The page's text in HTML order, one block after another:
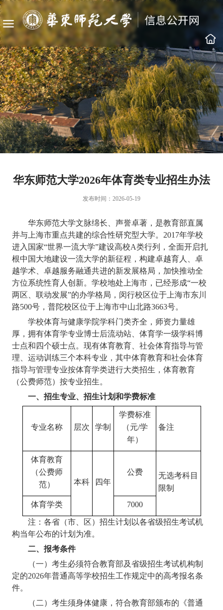
华东师范大学2026年体育类专业招生办法
发布时间：2026-05-19
华东师范大学文脉绵长、声誉卓著，是教育部直属
并与上海市重点共建的综合性研究型大学。 2017年学校
进入国家“世界一流大学”建设高校A类行列，全面开启扎
根中国大地建设一流大学的新征程，构建卓越育人、卓
越学术、卓越服务融通共进的新发展格局，加快推动全
方位系统性育人创新。学校地处上海市，已经形成“一校
两区、联动发展”的办学格局，闵行校区位于上海市东川
路500号，普陀校区位于上海市中山北路3663号。
学校体育与健康学院学科门类齐全，师资力量雄
厚，拥有体育学专业博士后流动站、体育学一级学科博
士点和四个硕士点。现有体育教育、社会体育指导与管
理、运动训练三个本科专业，其中体育教育和社会体育
指导与管理专业按体育学类进行大类招生，体育教育
（公费师范）按专业招生。
一、招生专业、招生计划和学费标准
专业名称 层次 学制
学费标准
（元/学
年）
备注
体育教育
（公费师
范）
本科 四年
公费
无选考科目
限制
体育学类
7000
注：各省（市、区）招生计划以各省级招生考试机
构当年公布的计划为准。
二、报考条件
（一）考生必须符合教育部及省级招生考试机构制
定的2026年普通高等学校招生工作规定中的高考报名条
件。
（二）考生须身体健康，符合教育部颁布的《普通